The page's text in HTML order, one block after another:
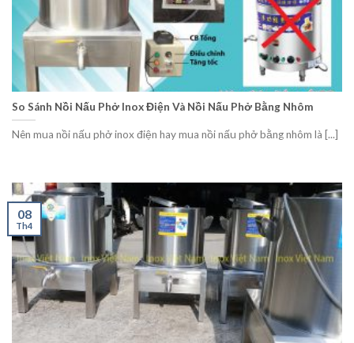
So Sánh Nồi Nấu Phở Inox Điện Và Nồi Nấu Phở Bằng Nhôm
Nên mua nồi nấu phở inox điện hay mua nồi nấu phở bằng nhôm là [...]
08
Th4